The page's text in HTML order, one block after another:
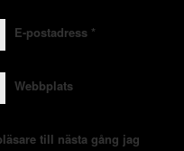
E-postadress *
Webbplats
till nästa gång jag